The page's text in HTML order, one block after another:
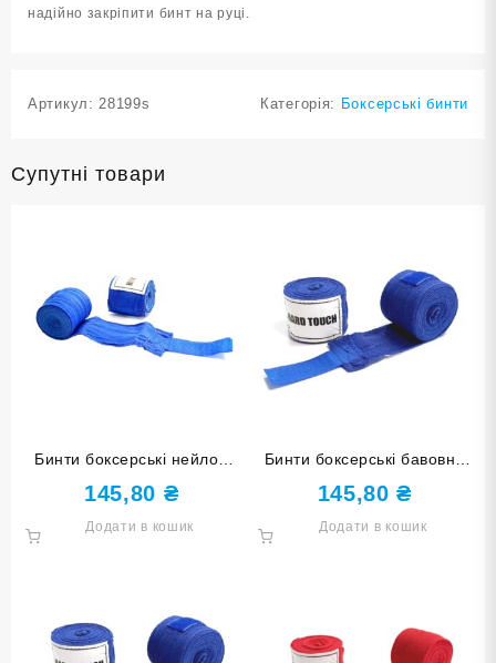
надійно закріпити бинт на руці.
Артикул:28199s Категорія: Боксерські бинти
Супутні товари
Бинти боксерські нейлон
HARD TOUCH 3 м сині
145,80 ₴
Додати в кошик
Бинти боксерські бавовна
HARD TOUCH 3 м сині
145,80₴
Додати в кошик